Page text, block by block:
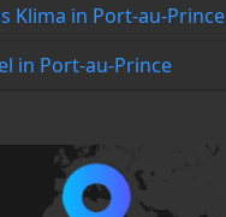
Klima in Port-au-Prince
in Port-au-Prince